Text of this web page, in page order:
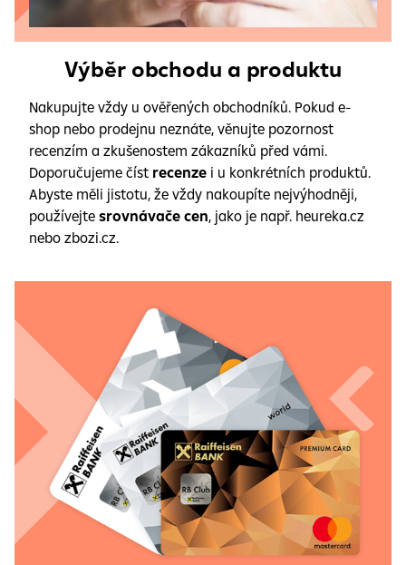
Výběr obchodu a produktu
Nakupujte vždy u ověřených obchodníků. Pokud e-
shop nebo prodejnu neznáte, věnujte pozornost
recenzím a zkušenostem zákazníků před vámi.
Doporučujeme číst recenze i u konkrétních produktů.
Abyste měli jistotu, že vždy nakoupíte nejvýhodněji,
používejte srovnávače cen, jako je např. heureka.cz
nebo zbozi.cz.